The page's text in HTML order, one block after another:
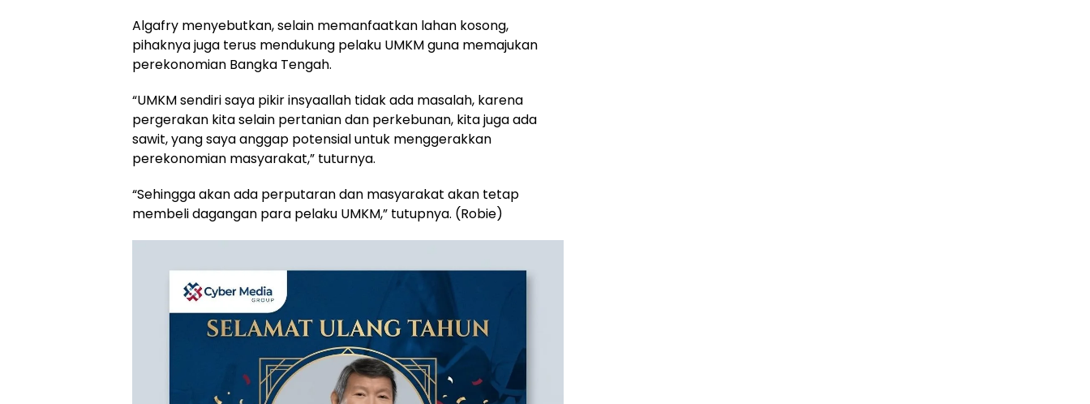
Algafry menyebutkan, selain memanfaatkan lahan kosong,
pihaknya juga terus mendukung pelaku UMKM guna memajukan
perekonomian Bangka Tengah.
“UMKM sendiri saya pikir insyaallah tidak ada masalah, karena
pergerakan kita selain pertanian dan perkebunan, kita juga ada
sawit, yang saya anggap potensial untuk menggerakkan
perekonomian masyarakat,” tuturnya.
“Sehingga akan ada perputaran dan masyarakat akan tetap
membeli dagangan para pelaku UMKM,” tutupnya. (Robie)